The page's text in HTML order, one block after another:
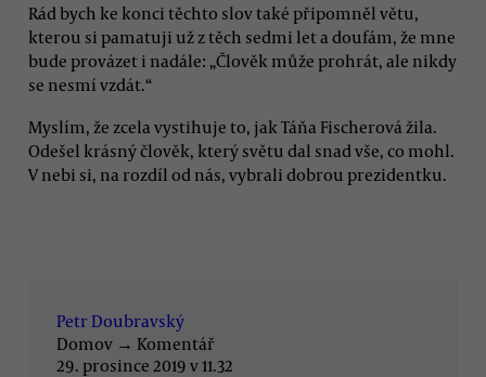
Rád bych ke konci těchto slov také připomněl větu,
kterou si pamatuji už z těch sedmi let a doufám, že mne
bude provázet i nadále: „Člověk může prohrát, ale nikdy
se nesmí vzdát.“
Myslím, že zcela vystihuje to, jak Táňa Fischerová žila.
Odešel krásný člověk, který světu dal snad vše, co mohl.
V nebi si, na rozdíl od nás, vybrali dobrou prezidentku.
Petr Doubravský
Domov → Komentář
29. prosince 2019 v 11.32